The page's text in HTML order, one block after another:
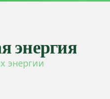
энергия
энергии